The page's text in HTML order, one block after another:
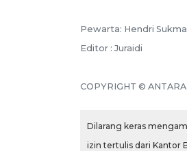
Pewarta: Hendri
Editor : Juraidi
COPYRIGHT ©
Dilarang keras
izin tertulis dari Kantor